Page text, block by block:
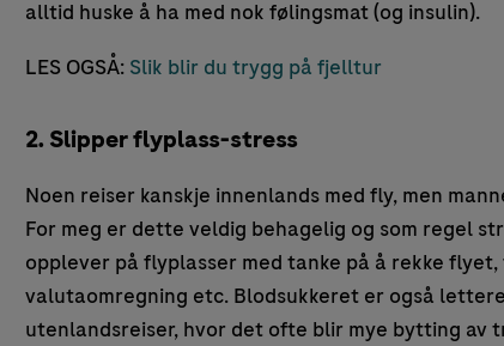
alltid huske å ha med nok følingsmat (og insulin).
LES OGSÅ: Slik blir du trygg på fjelltur
2. Slipper flyplass-stress
Noen reiser kanskje innenlands med fly, men
For meg er dette veldig behagelig og som regel
opplever på flyplasser med tanke på å rekke
valutaomregning etc. Blodsukkeret er også
utenlandsreiser, hvor det ofte blir mye bytting av